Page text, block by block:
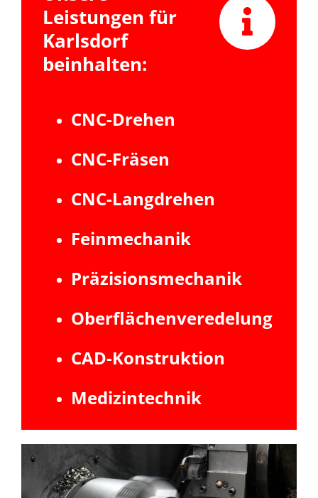
Leistungen für
Karlsdorf
beinhalten:
CNC-Drehen
CNC-Fräsen
CNC-Langdrehen
Feinmechanik
Präzisionsmechanik
Oberflächenveredelung
CAD-Konstruktion
Medizintechnik